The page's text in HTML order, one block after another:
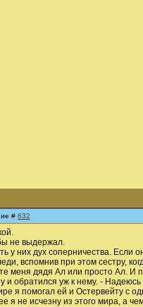
# 632
не выдержал.
у них дух соперничества. Если
вспомнив при этом сестру,
меня дядя Ал или просто Ал.
обратился уж к нему. -
я помогал ей и Остервейту с
я не исчезну из этого мира, а